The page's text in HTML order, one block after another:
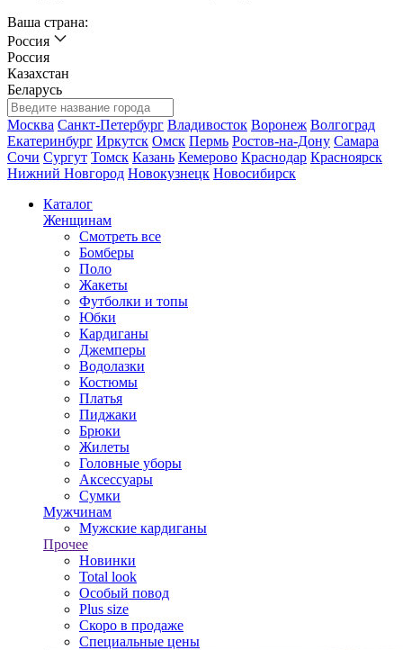
Ваша страна:
Россия
Россия
Казахстан
Беларусь
Москва Санкт-Петербург Владивосток Воронеж Волгоград
Екатеринбург Иркутск Омск Пермь Ростов-на-Дону Самара
Сочи Сургут Томск Казань Кемерово Краснодар Красноярск
Нижний Новгород Новокузнецк Новосибирск
Каталог
Женщинам
Смотреть все
Бомберы
Поло
Жакеты
Футболки и топы
Юбки
Кардиганы
Джемперы
Водолазки
Костюмы
Платья
Пиджаки
Брюки
Жилеты
Головные уборы
Аксессуары
Сумки
Мужчинам
Мужские кардиганы
Прочее
Новинки
Total look
Особый повод
Plus size
Скоро в продаже
Специальные цены